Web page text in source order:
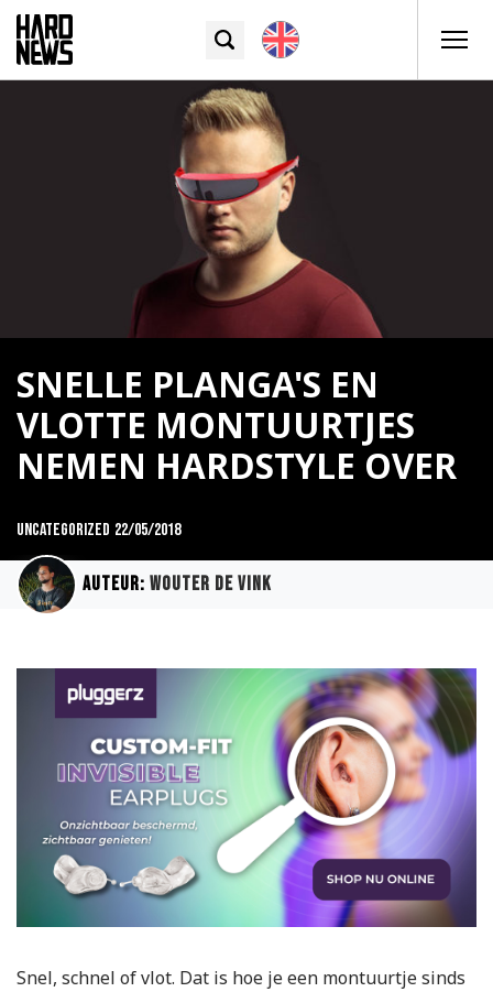
SNELLE PLANGA'S EN
VLOTTE MONTUURTJES
NEMEN HARDSTYLE OVER
uncategorized 22/05/2018
Auteur: Wouter de Vink
Snel, schnel of vlot. Dat is hoe je een montuurtje sinds